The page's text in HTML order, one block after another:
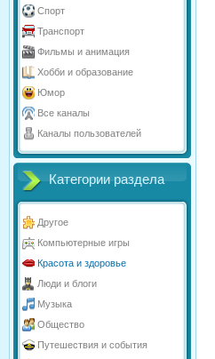
Спорт
Транспорт
Фильмы и анимация
Хобби и образование
Юмор
Все каналы
Каналы пользователей
Категории раздела
Другое
Компьютерные игры
Красота и здоровье
Люди и блоги
Музыка
Общество
Путешествия и события